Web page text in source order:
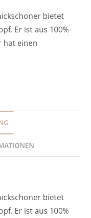
bietet
Er ist aus 100%
hat einen
bietet
Er ist aus 100%